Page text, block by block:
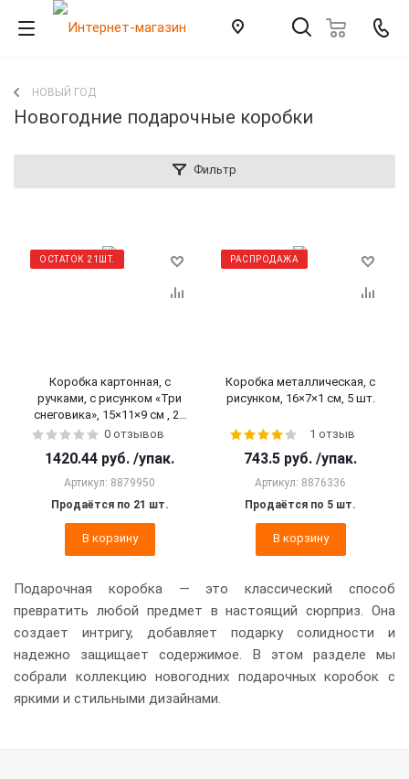
НОВЫЙ ГОД
Новогодние подарочные коробки
Фильтр
ОСТАТОК 21ШТ.
Коробка картонная, с
ручками, с рисунком «Три
снеговика», 15×11×9 см , 21
шт.
0 отзывов
1420.44 руб. /упак.
Артикул: 8879950
Продаётся по 21 шт.
В корзину
РАСПРОДАЖА
Коробка металлическая, с
рисунком, 16×7×1 см, 5 шт.
1 отзыв
743.5 руб. /упак.
Артикул: 8876336
Продаётся по 5 шт.
В корзину
Подарочная коробка — это классический способ
превратить любой предмет в настоящий сюрприз. Она
создает интригу, добавляет подарку солидности и
надежно защищает содержимое. В этом разделе мы
собрали коллекцию новогодних подарочных коробок с
яркими и стильными дизайнами.